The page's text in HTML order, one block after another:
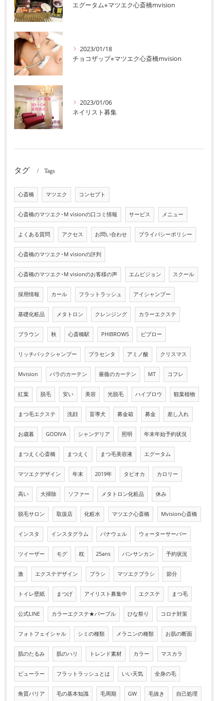
エグータム⭐︎マツエク心斎橋mvision
2023/01/18
チョコザップ⭐︎マツエク心斎橋mvision
2023/01/06
ネイリスト募集
タグ Tags
心斎橋 マツエク コンセプト
心斎橋のマツエク･M visionの口コミ情報 サービス メニュー
よくある質問 アクセス お問い合わせ プライバシーポリシー
心斎橋のマツエク･M visionの評判
心斎橋のマツエク･M visionのお客様の声 エムビジョン スクール
採用情報 カール フラットラッシュ アイシャンプー
基礎化粧品 メタトロン クレンジング カラーエクステ
ブラウン 秋 心斎橋駅 PHIBROWS ピブロー
リッチパックシャンプー プラセンタ アミノ酸 クリスマス
Mvision バラのカーテン 薔薇のカーテン MT コフレ
紅葉 脱毛 安い 美容 光脱毛 ハイブロウ 観葉植物
まつ毛エクステ 洗顔 盲導犬 募金箱 募金 差し入れ
お歳暮 GODIVA シャンデリア 照明 年末年始予約状況
まつえく心斎橋 まつえく まつ毛美容液 エグータム
マツエクデザイン 年末 2019年 タピオカ カロリー
高い 大掃除 ソファー メタトロン化粧品 休み
脱毛サロン 取扱店 化粧水 マツエク心斎橋 Mvision心斎橋
インスタ インスタグラム バナウェル ウォーターサーバー
ツイーザー モグ 枕 25ans バンサンカン 予約状況
激 エクステデザイン ブラシ マツエクブラシ 節分
トイレ壁紙 まつげ アイリスト募集中 エクステ まつ毛
公式LINE カラーエクステ★パープル ひな祭り コロナ対策
フォトフェイシャル シミの種類 メラニンの種類 お肌の断面
肌のたるみ 肌のハリ トレンド素材 カラー マスカラ
ビューラー フラットラッシュとは いい天気 全身の毛
角質バリア 毛の基本知識 毛周期 GW 毛抜き 自己処理